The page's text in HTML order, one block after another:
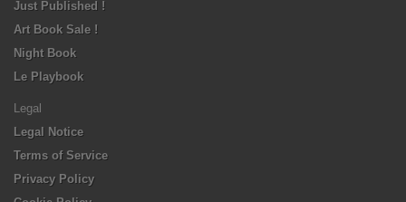
Just Published !
Art Book Sale !
Night Book
Le Playbook
Legal
Legal Notice
Terms of Service
Privacy Policy